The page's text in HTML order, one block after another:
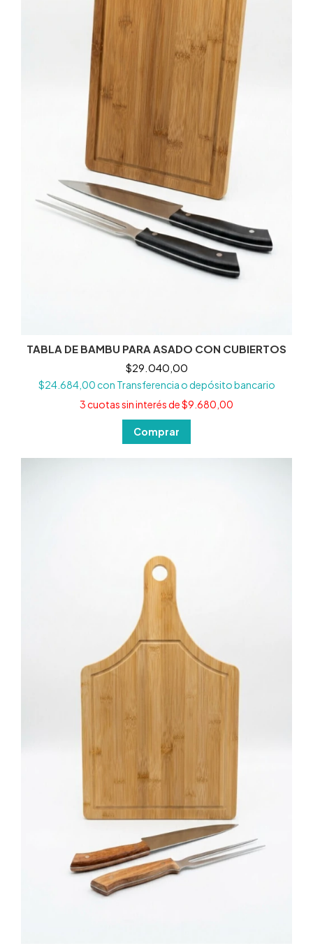
TABLA DE BAMBU PARA ASADO CON CUBIERTOS
$29.040,00
$24.684,00con Transferencia o depósito bancario
3cuotas sin interés de$9.680,00